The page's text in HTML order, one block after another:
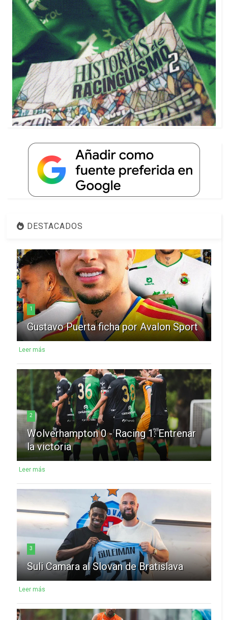
DESTACADOS
1
Gustavo Puerta ficha por Avalon Sport
Leer más
2
Wolverhampton 0 - Racing 1: Entrenar
la victoria
Leer más
3
Suli Camara al Slovan de Bratislava
Leer más